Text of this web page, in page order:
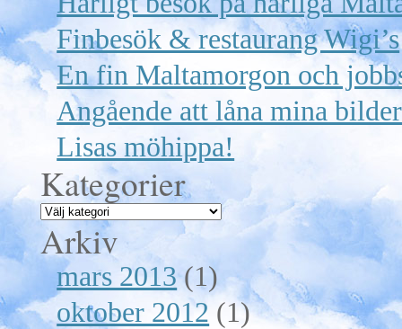
Finbesök & restaurang Wigi’s
En fin Maltamorgon och
Angående att låna mina bilder
Lisas möhippa!
Kategorier
Arkiv
mars 2013(1)
oktober 2012 (1)